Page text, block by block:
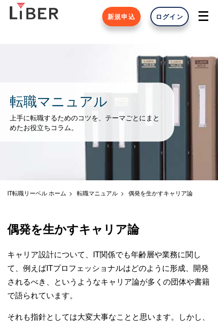
新規申込 ログイン
転職マニュアル
上手に転職するためのコツを、テーマごとにまと
めたお役立ちコラム。
IT転職リーベル ホーム 転職マニュアル 偶発を生かすキャリア論
偶発を生かすキャリア論
キャリア設計について、IT関係でも年齢層や業務に関し
て、例えばITプロフェッショナルはどのように形成、開発
されるべき、というようなキャリア論が多くの団体や書籍
で語られています。
それも指針としては大変大事なことと思います。しかし、